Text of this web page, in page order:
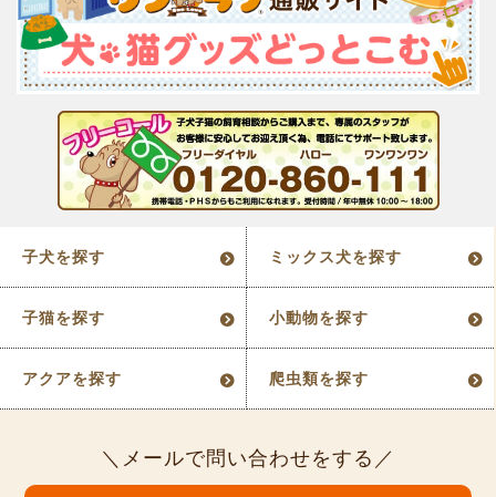
子犬を探す ミックス犬を探す
子猫を探す 小動物を探す
アクアを探す 爬虫類を探す
メールで問い合わせをする